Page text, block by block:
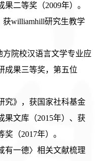
果二等奖 （2009年） 。
williamhill研究生教学
院校汉语言文学专业应
成果三等奖，第五位
究》， 获 国家社科基金
果文库（2015年）、获
奖（2017年） 。
有一德〉相关文献梳理